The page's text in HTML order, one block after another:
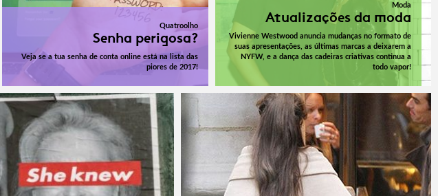
Quatroolho
Senha perigosa?
Veja se a tua senha de conta online está na lista das
piores de 2017!
Moda
Atualizações da moda
Vivienne Westwood anuncia mudanças no formato de
suas apresentações, as últimas marcas a deixarem a
NYFW, e a dança das cadeiras criativas continua a
todo vapor!